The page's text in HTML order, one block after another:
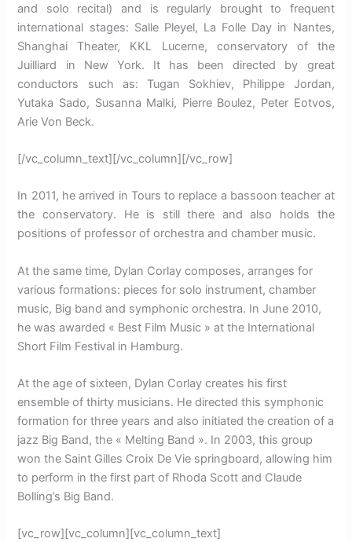
and solo recital) and is regularly brought to frequent
international stages: Salle Pleyel, La Folle Day in Nantes,
Shanghai Theater, KKL Lucerne, conservatory of the
Juilliard in New York. It has been directed by great
conductors such as: Tugan Sokhiev, Philippe Jordan,
Yutaka Sado, Susanna Malki, Pierre Boulez, Peter Eotvos,
Arie Von Beck.
[/vc_column_text][/vc_column][/vc_row]
In 2011, he arrived in Tours to replace a bassoon teacher at
the conservatory.
He is still there and also holds the
positions of professor of orchestra and chamber music.
At the same time, Dylan Corlay composes, arranges for
various formations: pieces for solo instrument, chamber
music, Big band and symphonic orchestra. In June 2010,
he was awarded « Best Film Music » at the International
Short Film Festival in Hamburg.
At the age of sixteen, Dylan Corlay creates his first
ensemble of thirty musicians. He directed this symphonic
formation for three years and also initiated the creation of a
jazz Big Band, the « Melting Band ». In 2003, this group
won the Saint Gilles Croix De Vie springboard, allowing him
to perform in the first part of Rhoda Scott and Claude
Bolling’s Big Band.
[vc_row][vc_column][vc_column_text]